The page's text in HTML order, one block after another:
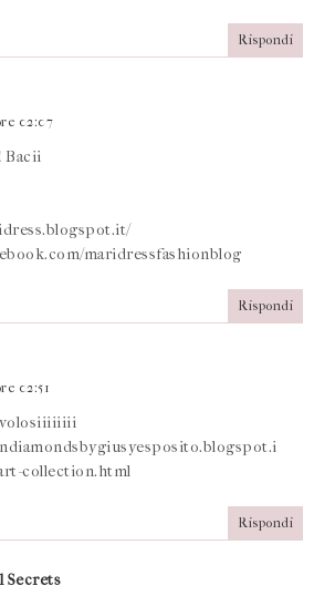
Rispondi
02:07
Bacii
maridressfashionblog
Rispondi
02:51
collection.html
Rispondi
Secrets